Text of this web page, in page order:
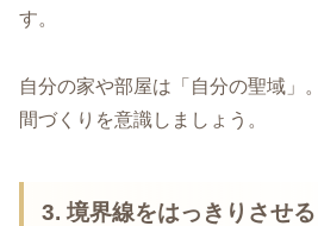
す。
自分の家や部屋は「自分の聖域」
間づくりを意識しましょう。
3. 境界線をはっきりさせる